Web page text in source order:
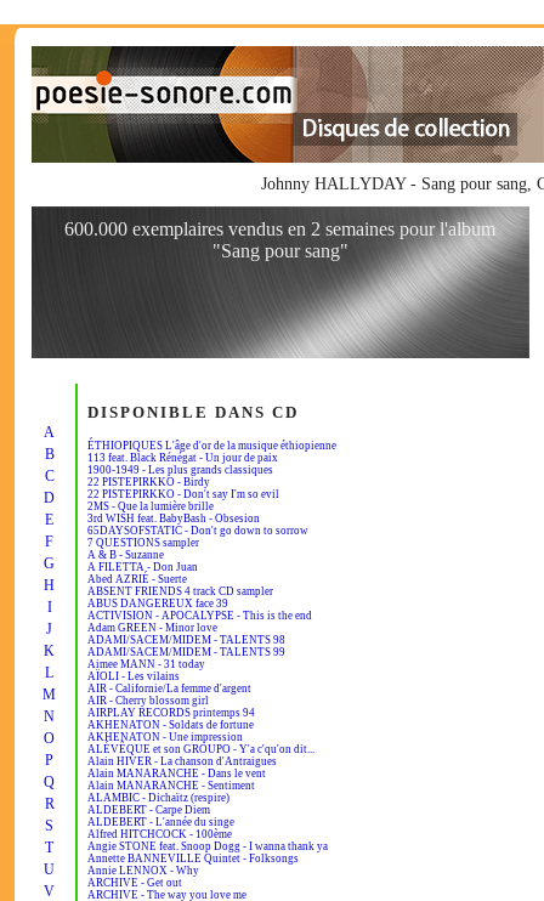
Johnny HALLYDAY - Sang pour sang,
600.000 exemplaires vendus en 2 semaines pour l'album
"Sang pour sang"
A
B
C
D
E
F
G
H
I
J
K
L
M
N
O
P
Q
R
S
T
U
V
DISPONIBLE DANS CD
ÉTHIOPIQUES L'âge d'or de la musique éthiopienne
113 feat. Black Rénégat - Un jour de paix
1900-1949 - Les plus grands classiques
22 PISTEPIRKKO - Birdy
22 PISTEPIRKKO - Don't say I'm so evil
2MS - Que la lumière brille
3rd WISH feat. BabyBash - Obsesion
65DAYSOFSTATIC - Don't go down to sorrow
7 QUESTIONS sampler
A & B - Suzanne
A FILETTA - Don Juan
Abed AZRIÉ - Suerte
ABSENT FRIENDS 4 track CD sampler
ABUS DANGEREUX face 39
ACTIVISION - APOCALYPSE - This is the end
Adam GREEN - Minor love
ADAMI/SACEM/MIDEM - TALENTS 98
ADAMI/SACEM/MIDEM - TALENTS 99
Aimee MANN - 31 today
AÏOLI - Les vilains
AIR - Californie/La femme d'argent
AIR - Cherry blossom girl
AIRPLAY RECORDS printemps 94
AKHENATON - Soldats de fortune
AKHENATON - Une impression
ALÉVÊQUE et son GROUPO - Y'a c'qu'on dit...
Alain HIVER - La chanson d'Antraigues
Alain MANARANCHE - Dans le vent
Alain MANARANCHE - Sentiment
ALAMBIC - Dichaïtz (respire)
ALDEBERT - Carpe Diem
ALDEBERT - L'année du singe
Alfred HITCHCOCK - 100ème
Angie STONE feat. Snoop Dogg - I wanna thank ya
Annette BANNEVILLE Quintet - Folksongs
Annie LENNOX - Why
ARCHIVE - Get out
ARCHIVE - The way you love me